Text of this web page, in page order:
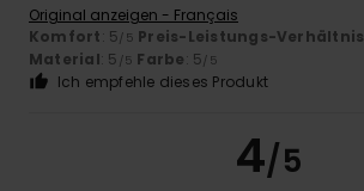
Original anzeigen - Français
Komfort: 5/5 Preis-Leistungs-Verhältnis
Material: 5 /5 Farbe: 5/5
Ich empfehle dieses Produkt
4/5